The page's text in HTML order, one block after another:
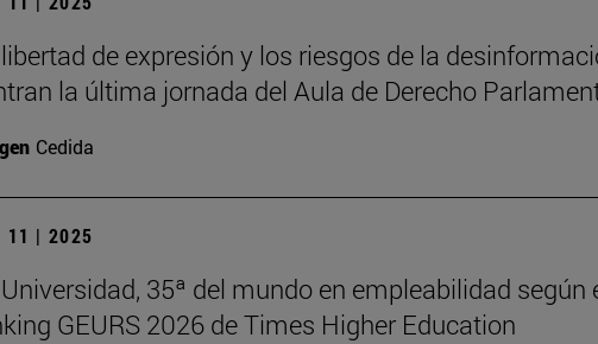
de expresión y los riesgos de la
la última jornada del Aula de Derecho
Cedida
11 | 2025
35ª del mundo en empleabilidad según
GEURS 2026 de Times Higher Education